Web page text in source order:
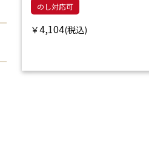
のし対応可
￥4,104